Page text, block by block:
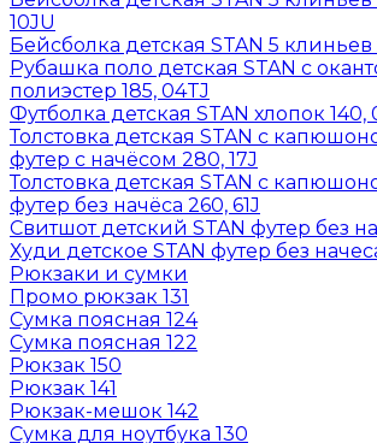
10JU
Бейсболка детская STAN 5 клиньев
Рубашка поло детская STAN с
полиэстер 185, 04TJ
Футболка детская STAN хлопок 140,
Толстовка детская STAN с
футер с начёсом 280, 17J
Толстовка детская STAN с
футер без начёса 260, 61J
Свитшот детский STAN футер без
Худи детское STAN футер без
Рюкзаки и сумки
Промо рюкзак 131
Сумка поясная 124
Сумка поясная 122
Рюкзак 150
Рюкзак 141
Рюкзак-мешок 142
Сумка для ноутбука 130